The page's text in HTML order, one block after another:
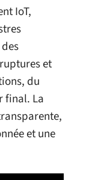
IoT,
et
du
final. La
et une